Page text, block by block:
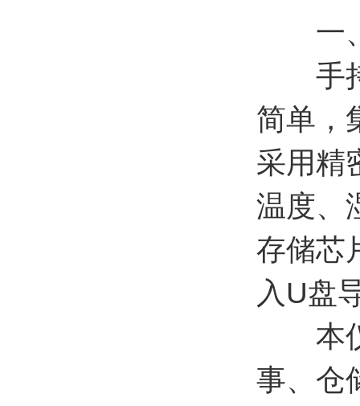
一
手持
简单，
采用精
温度、
存储芯
入U盘
本仪
事、仓